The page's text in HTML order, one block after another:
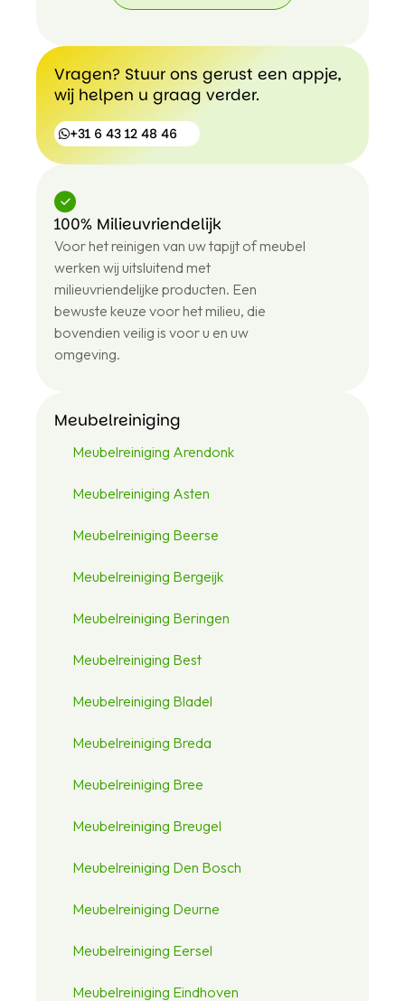
reviews
Vragen? Stuur ons gerust een appje,
wij helpen u graag verder.
+31 6 43 12 48 46
+31
6
43
12
48
46
100% Milieuvriendelijk
Voor het reinigen van uw tapijt of meubel
werken wij uitsluitend met
milieuvriendelijke producten. Een
bewuste keuze voor het milieu, die
bovendien veilig is voor u en uw
omgeving.
Meubelreiniging
Meubelreiniging Arendonk
Meubelreiniging Asten
Meubelreiniging Beerse
Meubelreiniging Bergeijk
Meubelreiniging Beringen
Meubelreiniging Best
Meubelreiniging Bladel
Meubelreiniging Breda
Meubelreiniging Bree
Meubelreiniging Breugel
Meubelreiniging Den Bosch
Meubelreiniging Deurne
Meubelreiniging Eersel
Meubelreiniging Eindhoven